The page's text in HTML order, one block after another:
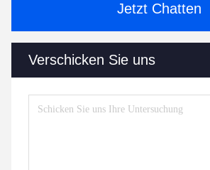
Jetzt Chatten
Verschicken Sie uns